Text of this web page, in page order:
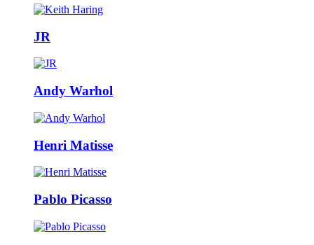
JR
Andy Warhol
Henri Matisse
Pablo Picasso